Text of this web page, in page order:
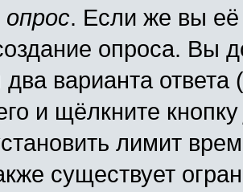
. Если же вы её
опроса. Вы
варианта ответа
и щёлкните
лимит
существует